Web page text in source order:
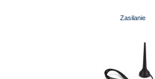
Zasilanie